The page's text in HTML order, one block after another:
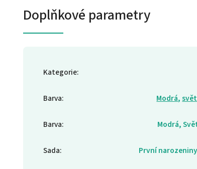
Doplňkové parametry
Kategorie:
Barva: Modrá,
Barva: Modrá,
Sada: První